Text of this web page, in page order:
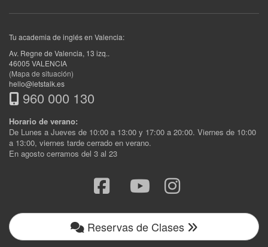
Tu academia de inglés en Valencia:
Av. Regne de Valencia, 13 izq..
46005 VALENCIA
(Mapa de situación)
hello@letstalk.es
960 000 130
Horario de verano:
De Lunes a Jueves de 10:00 a 13:00 y 17:00 a 20:00. Viernes de 10:00
a 13:00, viernes tarde cerrado en verano.
En agosto cerramos del 3 al 23
Reservas de Clases